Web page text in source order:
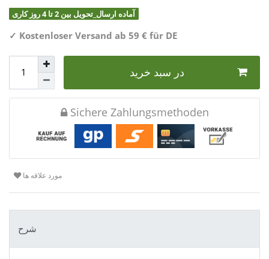
آماده ارسال_تحویل بین 2 تا 4 روز کاری
✓ Kostenloser Versand ab 59 € für DE
در سبد خرید
Sichere Zahlungsmethoden
مورد علاقه ها
شرح